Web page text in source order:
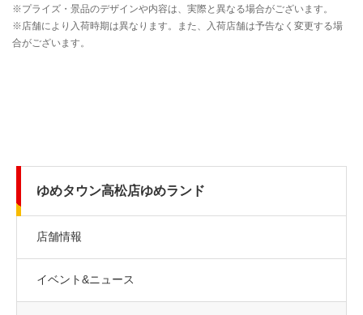
ゆめタウン高松店ゆめランド
店舗情報
イベント&ニュース